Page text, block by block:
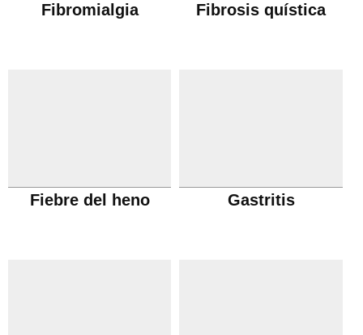
Fibromialgia Fibrosis quística
Fiebre del heno Gastritis